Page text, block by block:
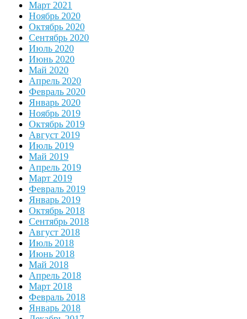
Март 2021
Ноябрь 2020
Октябрь 2020
Сентябрь 2020
Июль 2020
Июнь 2020
Май 2020
Апрель 2020
Февраль 2020
Январь 2020
Ноябрь 2019
Октябрь 2019
Август 2019
Июль 2019
Май 2019
Апрель 2019
Март 2019
Февраль 2019
Январь 2019
Октябрь 2018
Сентябрь 2018
Август 2018
Июль 2018
Июнь 2018
Май 2018
Апрель 2018
Март 2018
Февраль 2018
Январь 2018